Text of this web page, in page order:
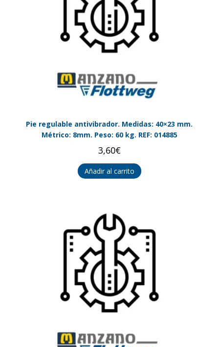
Pie regulable antivibrador. Medidas: 40×23 mm.
Métrico: 8mm. Peso: 60 kg. REF: 014885
3,60€
Añadir al carrito